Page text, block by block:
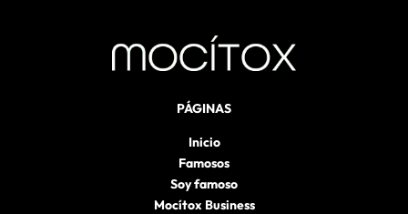
PÁGINAS
Inicio
Famosos
Soy famoso
Mocítox Business